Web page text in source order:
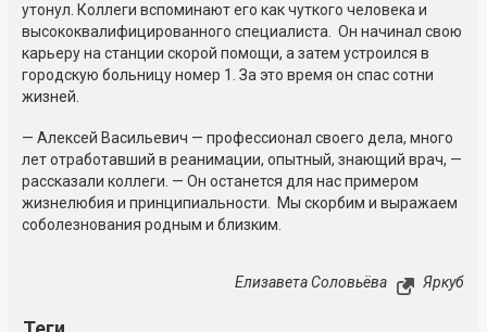
утонул. Коллеги вспоминают его как чуткого человека и
высококвалифицированного специалиста. Он начинал свою
карьеру на станции скорой помощи, а затем устроился в
городскую больницу номер 1. За это время он спас сотни
жизней.
— Алексей Васильевич — профессионал своего дела, много
лет отработавший в реанимации, опытный, знающий врач, —
рассказали коллеги. — Он останется для нас примером
жизнелюбия и принципиальности. Мы скорбим и выражаем
соболезнования родным и близким.
Елизавета Соловьёва Яркуб